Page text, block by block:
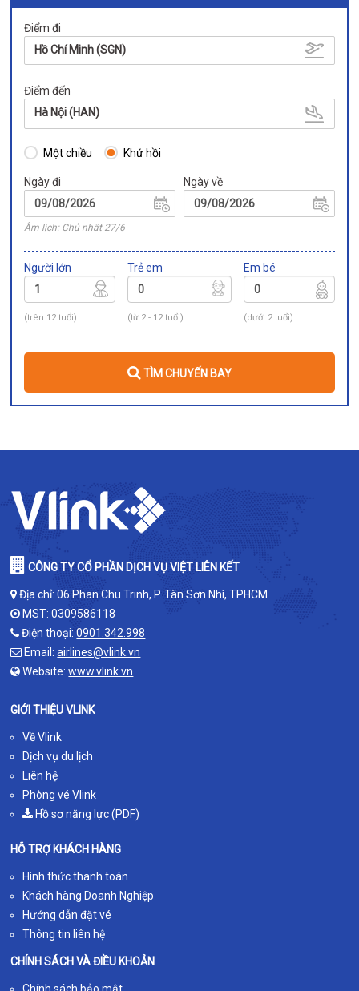
Điểm đi
Hồ Chí Minh (SGN)
Điểm đến
Hà Nội (HAN)
Một chiều Khứ hồi
Ngày đi
Âm lịch: Chủ nhật 27/6
Ngày về
Người lớn
(trên 12 tuổi)
Trẻ em
(từ 2 - 12 tuổi)
Em bé
(dưới 2 tuổi)
TÌM CHUYẾN BAY
CÔNG TY CỔ PHẦN DỊCH VỤ VIỆT LIÊN KẾT
Địa chỉ: 06 Phan Chu Trinh, P. Tân Sơn Nhì, TPHCM
MST: 0309586118
Điện thoại:0901.342.998
Email:airlines@vlink.vn
Website:www.vlink.vn
GIỚI THIỆU VLINK
Về Vlink
Dịch vụ du lịch
Liên hệ
Phòng vé Vlink
Hồ sơ năng lực (PDF)
HỖ TRỢ KHÁCH HÀNG
Hình thức thanh toán
Khách hàng Doanh Nghiệp
Hướng dẫn đặt vé
Thông tin liên hệ
CHÍNH SÁCH VÀ ĐIỀU KHOẢN
Chính sách bảo mật